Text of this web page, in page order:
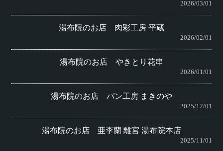
2026/03/01
湯布院のお店 肉彩工房 平蔵
2026/02/01
湯布院のお店 やきとり花串
2026/01/01
湯布院のお店 パン工房 まきのや
2025/12/01
湯布院のお店 亜李蘭 離宮 湯布院本店
2025/11/01